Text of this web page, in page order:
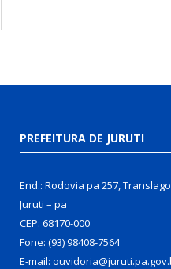
PREFEITURA DE JURUTI
End.: Rodovia pa 257,
Juruti – pa
CEP: 68170-000
Fone: (93) 98408-7564
E-mail: